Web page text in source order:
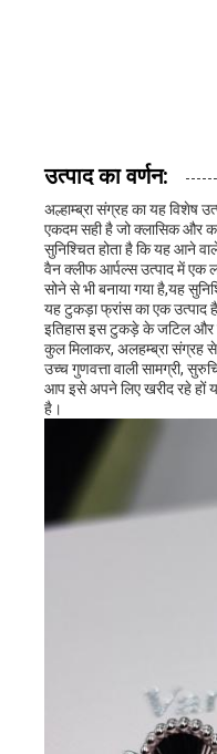
उत्पाद का वर्णन:
अल्हाम्ब्रा संग्रह का यह विशेष
एकदम सही है जो क्लासिक और
सुनिश्चित होता है कि यह आने
वैन क्लीफ आर्पल्स उत्पाद में एक
सोने से भी बनाया गया है,यह
यह टुकड़ा फ्रांस का एक उत्पाद
इतिहास इस टुकड़े के जटिल और
कुल मिलाकर, अलहम्ब्रा संग्रह
उच्च गुणवत्ता वाली सामग्री,
आप इसे अपने लिए खरीद रहे हों
है।